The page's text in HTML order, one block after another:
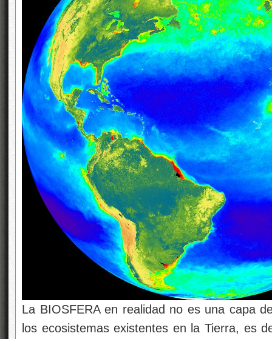
La BIOSFERA en realidad no es una capa
los ecosistemas existentes en la Tierra, es